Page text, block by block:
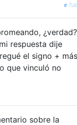
¿verdad?
respuesta dije
el signo +
que vinculó no
sobre la